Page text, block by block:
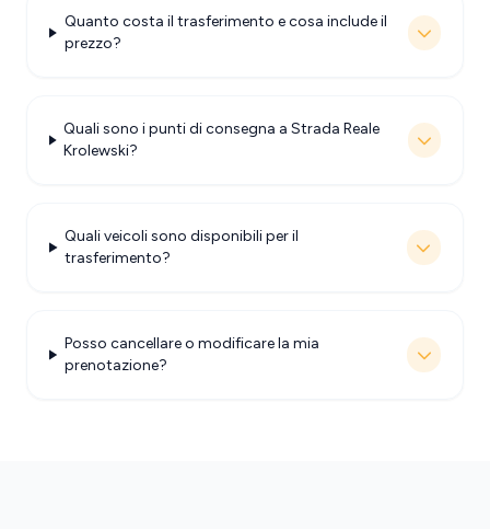
Quanto costa il trasferimento e cosa include il
prezzo?
Quali sono i punti di consegna a Strada Reale
Krolewski?
Quali veicoli sono disponibili per il
trasferimento?
Posso cancellare o modificare la mia
prenotazione?